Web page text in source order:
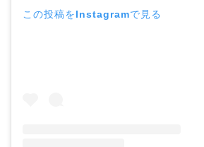
この投稿をInstagramで見る